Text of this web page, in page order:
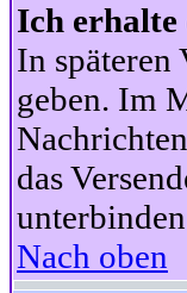
Ich
In späteren
geben. Im
das
Nach oben